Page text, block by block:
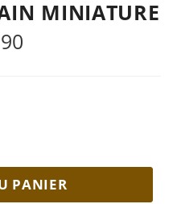
MINIATURE
PANIER